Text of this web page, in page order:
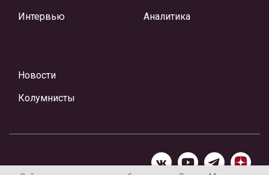
Интервью
Аналитика
Новости
Колумнисты